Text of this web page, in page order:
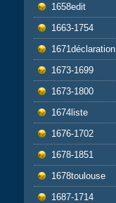
1658edit
1663-1754
1671déclaration
1673-1699
1673-1800
1674liste
1676-1702
1678-1851
1678toulouse
1687-1714